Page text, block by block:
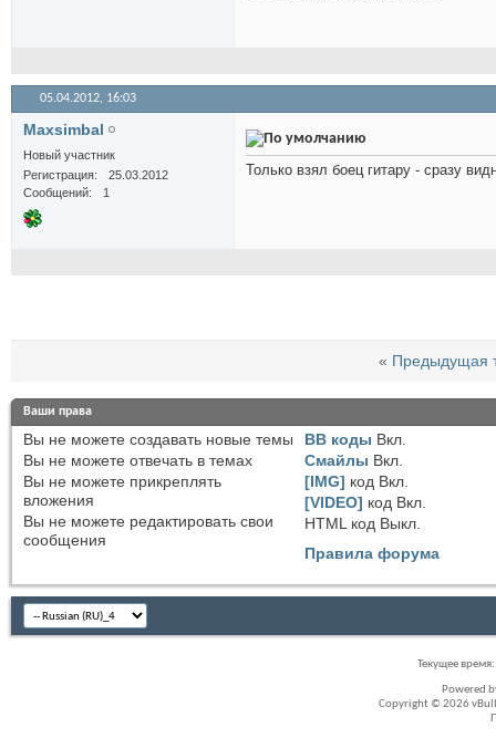
05.04.2012, 16:03
Maxsimbal
Новый участник
Регистрация
25.03.2012
Сообщений
1
Только взял боец гитару - сразу
« Предыдущая
Ваши права
Вы не можете создавать новые темы
Вы не можете отвечать в темах
Вы не можете прикреплять
вложения
Вы не можете редактировать свои
сообщения
BB коды Вкл.
Смайлы Вкл.
[IMG] код Вкл.
[VIDEO] код Вкл.
HTML код Выкл.
Правила форума
Текущее время:
Powered
Copyright © 2026